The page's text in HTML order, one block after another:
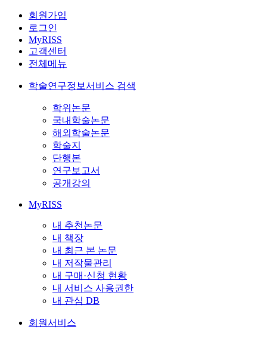
회원가입
로그인
MyRISS
고객센터
전체메뉴
학술연구정보서비스 검색
학위논문
국내학술논문
해외학술논문
학술지
단행본
연구보고서
공개강의
MyRISS
내 추천논문
내 책장
내 최근 본 논문
내 저작물관리
내 구매·신청 현황
내 서비스 사용권한
내 관심 DB
회원서비스